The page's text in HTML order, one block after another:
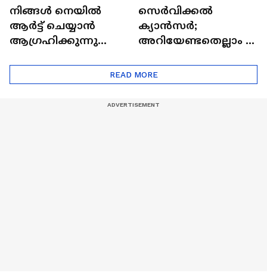
നിങ്ങൾ നെയിൽ
ആർട്ട് ചെയ്യാൻ
ആഗ്രഹിക്കുന്നുണ്ടോ
ട്രെൻഡിനെക്കുറിച്ച് |
Nail Art | Trends Cafe
സെർവിക്കൽ
ക്യാൻസർ;
അറിയേണ്ടതെല്ലാം |
Cancer
READ MORE